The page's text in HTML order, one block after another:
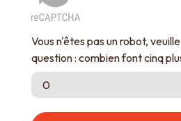
Vous n'êtes pas un robot,
question : combien font cinq